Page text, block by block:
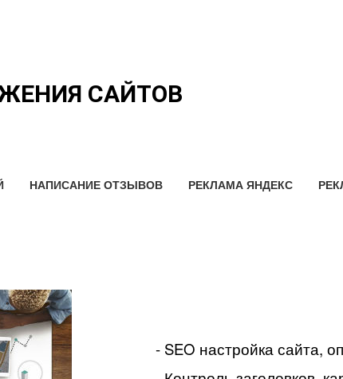
САЙТОВ
НАПИСАНИЕ ОТЗЫВОВ РЕКЛАМА ЯНДЕКС
- SEO настройка сайта,